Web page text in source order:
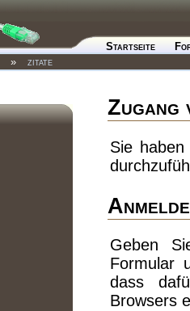
Startseite
» zitate
Zugang
Sie
Geben
Formular
dass
Browsers